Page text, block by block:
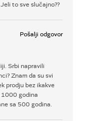
to sve slučajno??
Pošalji odgovor
Srbi napravili
Znam da su svi
prodju bez ikakve
1000 godina
sa 500 godina.